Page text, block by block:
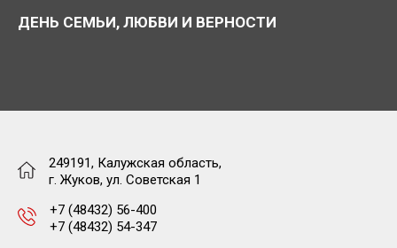
ДЕНЬ СЕМЬИ, ЛЮБВИ И ВЕРНОСТИ
249191, Калужская область,
г. Жуков, ул. Советская 1
+7 (48432) 56-400
+7 (48432) 54-347